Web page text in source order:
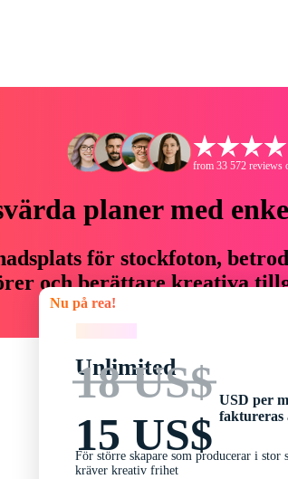
from 33 572 reviews
planer med
för stockfoton,
och berättare kreativa
Nu på rea!
Unlimited
18 US$
15 US$
USD per
faktureras
För större skapare som producerar i stor
kräver kreativ frihet